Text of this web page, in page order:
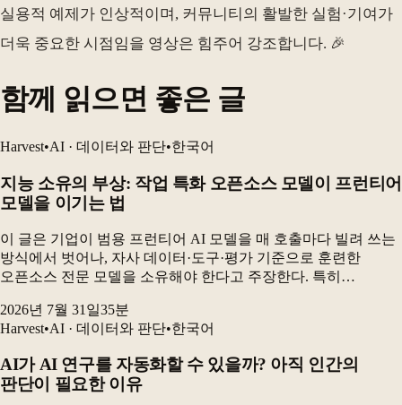
실용적 예제가 인상적이며, 커뮤니티의 활발한 실험·기여가
더욱 중요한 시점임을 영상은 힘주어 강조합니다. 🎉
함께 읽으면 좋은 글
Harvest•AI · 데이터와 판단•한국어
지능 소유의 부상: 작업 특화 오픈소스 모델이 프런티어
모델을 이기는 법
이 글은 기업이 범용 프런티어 AI 모델을 매 호출마다 빌려 쓰는
방식에서 벗어나, 자사 데이터·도구·평가 기준으로 훈련한
오픈소스 전문 모델을 소유해야 한다고 주장한다. 특히
파라미터 오픈소스 모델은 최고 프런티어 구성보다 더...
2026년 7월 31일35분
Harvest•AI · 데이터와 판단•한국어
AI가 AI 연구를 자동화할 수 있을까? 아직 인간의
판단이 필요한 이유